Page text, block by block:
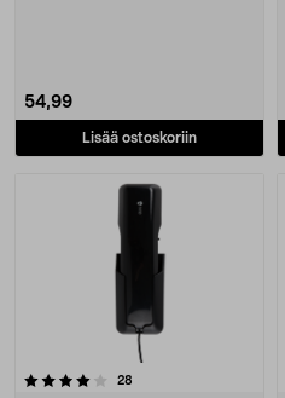
54,99
Lisää ostoskoriin
28
5.0 viidestä tähdestä